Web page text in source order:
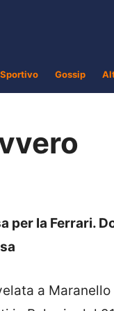
Gossip
per la Ferrari.
a Maranello